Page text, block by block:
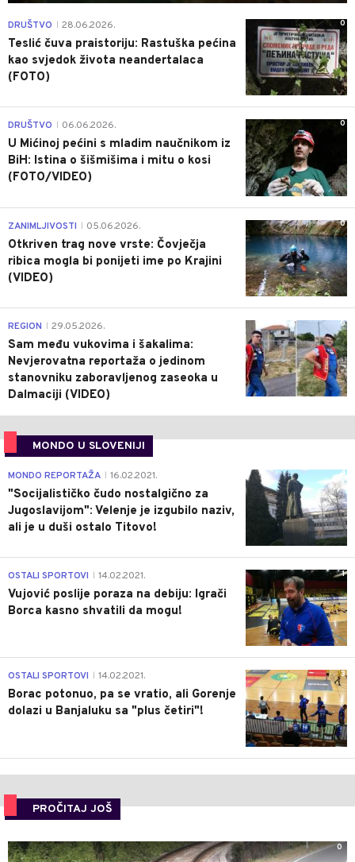
0
DRUŠTVO 28.06.2026.
Teslić čuva praistoriju: Rastuška pećina
kao svjedok života neandertalaca
(FOTO)
0
DRUŠTVO 06.06.2026.
U Mićinoj pećini s mladim naučnikom iz
BiH: Istina o šišmišima i mitu o kosi
(FOTO/VIDEO)
0
ZANIMLJIVOSTI 05.06.2026.
Otkriven trag nove vrste: Čovječja
ribica mogla bi ponijeti ime po Krajini
(VIDEO)
0
REGION 29.05.2026.
Sam među vukovima i šakalima:
Nevjerovatna reportaža o jedinom
stanovniku zaboravljenog zaseoka u
Dalmaciji (VIDEO)
MONDO U SLOVENIJI
4
MONDO REPORTAŽA 16.02.2021.
"Socijalističko čudo nostalgično za
Jugoslavijom": Velenje je izgubilo naziv,
ali je u duši ostalo Titovo!
1
OSTALI SPORTOVI 14.02.2021.
Vujović poslije poraza na debiju: Igrači
Borca kasno shvatili da mogu!
3
OSTALI SPORTOVI 14.02.2021.
Borac potonuo, pa se vratio, ali Gorenje
dolazi u Banjaluku sa "plus četiri"!
PROČITAJ JOŠ
0